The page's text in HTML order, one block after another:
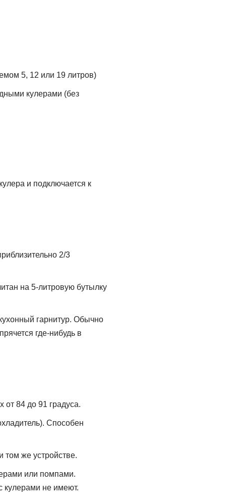
5, 12 или 19 литров)
кулерами (без
и подключается к
2/3
на 5-литровую бутылку
гарнитур. Обычно
где-нибудь в
84 до 91 градуса.
Способен
том же устройстве.
или помпами.
кулерами не имеют.